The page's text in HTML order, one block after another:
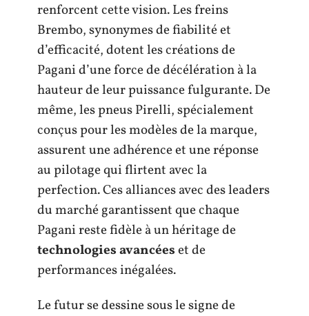
renforcent cette vision. Les freins
Brembo, synonymes de fiabilité et
d’efficacité, dotent les créations de
Pagani d’une force de décélération à la
hauteur de leur puissance fulgurante. De
même, les pneus Pirelli, spécialement
conçus pour les modèles de la marque,
assurent une adhérence et une réponse
au pilotage qui flirtent avec la
perfection. Ces alliances avec des leaders
du marché garantissent que chaque
Pagani reste fidèle à un héritage de
technologies avancéeset de
performances inégalées.
Le futur se dessine sous le signe de